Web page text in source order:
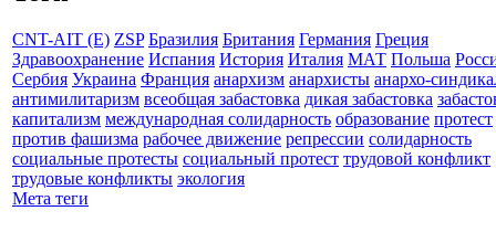
CNT-AIT (E) ZSP Бразилия Британия Германия Греция
Здравоохранение Испания История Италия МАТ Польша
Сербия Украина Франция анархизм анархисты анархо-
антимилитаризм всеобщая забастовка дикая забастовка
капитализм международная солидарность образование протест
против фашизма рабочее движение репрессии солидарность
социальные протесты социальный протест трудовой конфликт
трудовые конфликты экология
Мета теги